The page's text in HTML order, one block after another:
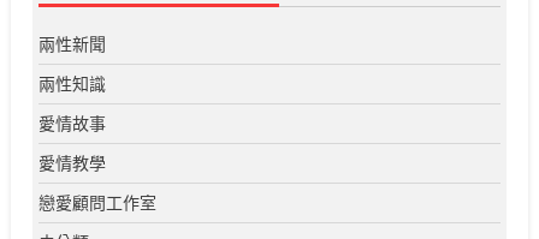
兩性新聞
兩性知識
愛情故事
愛情教學
戀愛顧問工作室